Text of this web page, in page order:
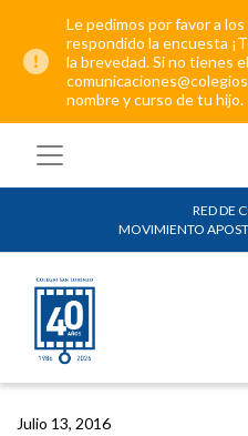
Le pedimos por favor a
respondido la encuesta
la brevedad. Si no tienes
nombre y curso de tu hijo.
RED DE
MOVIMIENTO
Julio 13, 2016